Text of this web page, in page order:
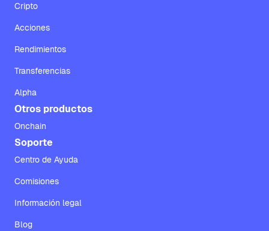
Cripto
Acciones
Rendimientos
Transferencias
Alpha
Otros productos
Onchain
Soporte
Centro de Ayuda
Comisiones
Información legal
Blog